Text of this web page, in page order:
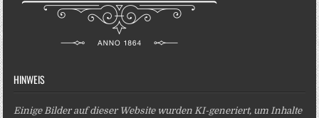
HINWEIS
Einige Bilder auf dieser Website wurden KI-generiert, um Inhalte